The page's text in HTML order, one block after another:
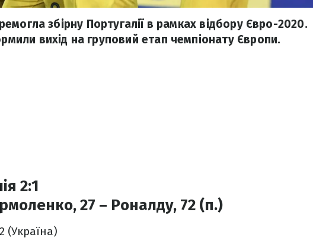
збірну Португалії в рамках відбору Євро-2020.
вихід на груповий етап чемпіонату Європи.
2:1
27 – Роналду, 72 (п.)
(Україна)